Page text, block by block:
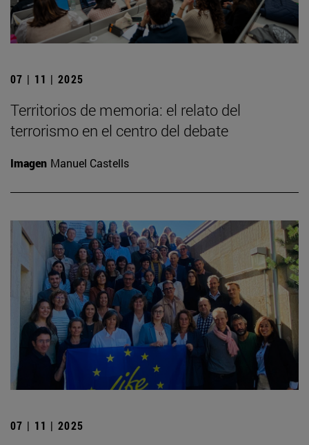
07 | 11 | 2025
Territorios de memoria: el relato del
terrorismo en el centro del debate
Imagen Manuel Castells
07 | 11 | 2025